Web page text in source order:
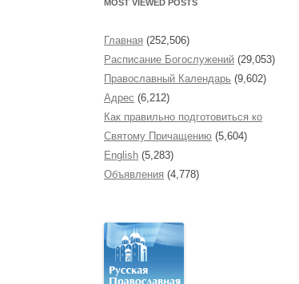
MOST VIEWED POSTS
Главная (252,506)
Расписание Богослужений (29,053)
Православный Календарь (9,602)
Адрес (6,212)
Как правильно подготовиться ко
Святому Причащению (5,604)
English (5,283)
Объявления (4,778)